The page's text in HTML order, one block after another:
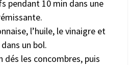
pendant 10 min dans une
l’huile, le vinaigre et
un bol.
dés les concombres, puis